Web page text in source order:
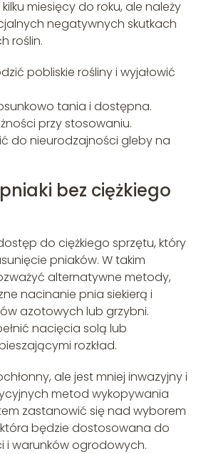
miesięcy do roku, ale należy
negatywnych skutkach
roślin.
pobliskie rośliny i wyjałowić
tania i dostępna.
przy stosowaniu.
do nieurodzajności gleby na
bez ciężkiego
do ciężkiego sprzętu, który
pniaków. W takim
alternatywne metody,
nacinanie pnia siekierą i
azotowych lub grzybni.
nacięcia solą lub
rozkład.
ale jest mniej inwazyjny i
metod wykopywania
zastanowić się nad wyborem
będzie dostosowana do
i warunków ogrodowych.